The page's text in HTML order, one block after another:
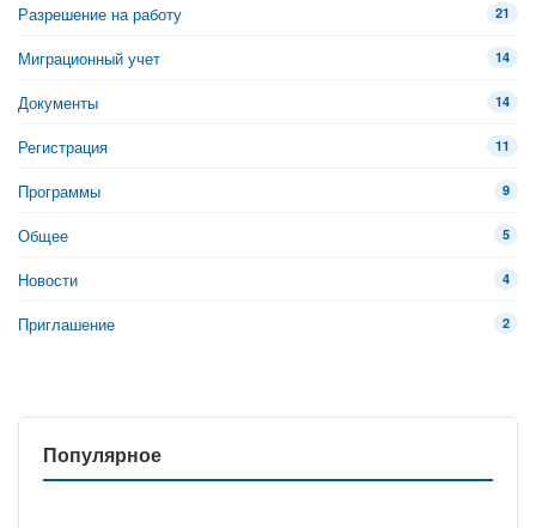
Разрешение на работу 21
Миграционный учет 14
Документы 14
Регистрация 11
Программы 9
Общее 5
Новости 4
Приглашение 2
Популярное